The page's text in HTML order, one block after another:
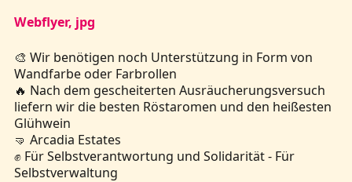
Webflyer, jpg
🎨 Wir benötigen noch Unterstützung in Form von
Wandfarbe oder Farbrollen
🔥 Nach dem gescheiterten Ausräucherungsversuch
liefern wir die besten Röstaromen und den heißesten
Glühwein
🤜 Arcadia Estates
✊ Für Selbstverantwortung und Solidarität - Für
Selbstverwaltung